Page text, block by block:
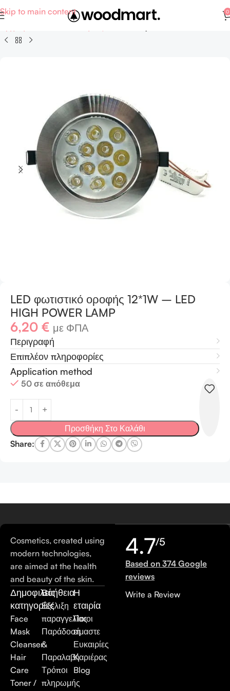
Skip to main content 0
LED φωτιστικό οροφής 12*1W – LED
HIGH POWER LAMP
6,20 € με ΦΠΑ
Περιγραφή
Επιπλέον πληροφορίες
Application method
50 σε απόθεμα
Προσθήκη Στο Καλάθι
Share:
Cosmetics, created using
modern technologies,
are aimed at the health
and beauty of the skin.
Δημοφιλείς
κατηγορίες
Face
Mask
Cleanser
Hair
Care
Toner /
Βοήθεια
Εξέλιξη
παραγγελίας
Παράδοση
&
Παραλαβή
Τρόποι
πληρωμής
Η
εταιρία
Ποιοι
είμαστε
Ευκαιρίες
Καριέρας
Blog
4.7/5
Based on 374 Google
reviews
Write a Review